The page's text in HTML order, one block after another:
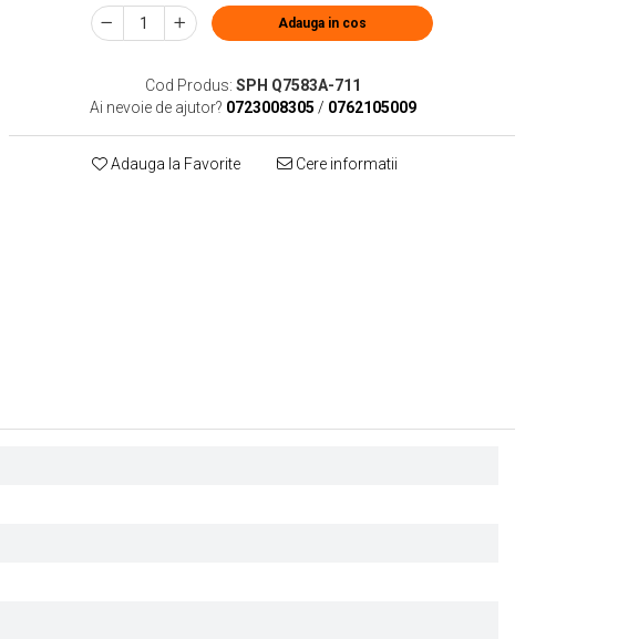
Adauga in cos
Cod Produs: SPH Q7583A-711
Ai nevoie de ajutor? 0723008305 / 0762105009
Adauga la Favorite Cere informatii